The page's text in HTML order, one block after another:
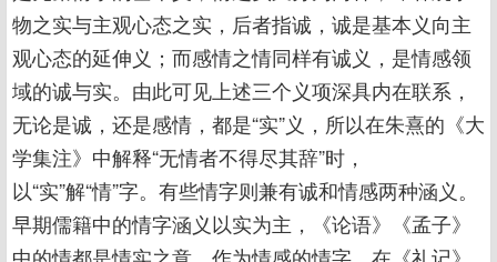
物之实与主观心态之实，后者指诚，诚是基本义向主
观心态的延伸义；而感情之情同样有诚义，是情感领
域的诚与实。由此可见上述三个义项深具内在联系，
无论是诚，还是感情，都是“实”义，所以在朱熹的《大
学集注》中解释“无情者不得尽其辞”时，
以“实”解“情”字。有些情字则兼有诚和情感两种涵义。
早期儒籍中的情字涵义以实为主，《论语》《孟子》